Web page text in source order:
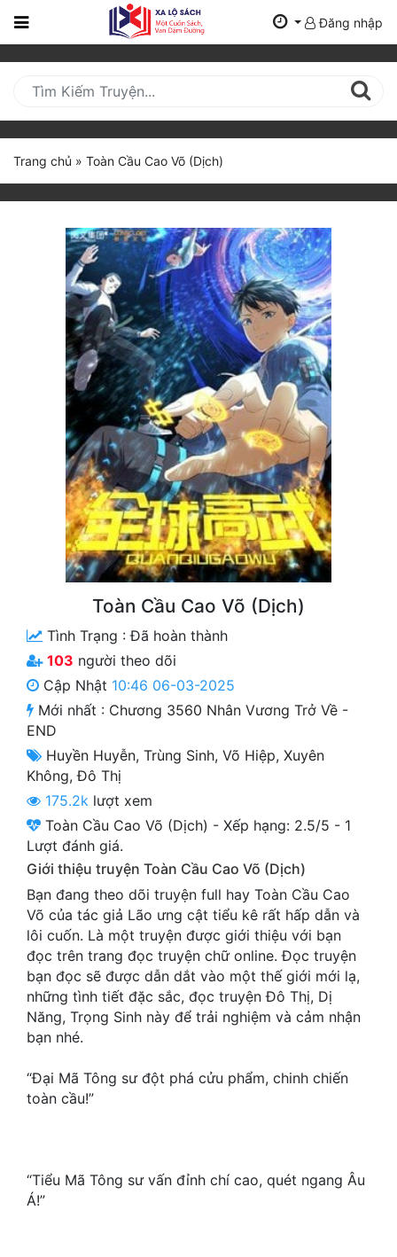
Trang
Mới
Cập
Nhật
(current)
Truyện Mới Ra
Hoàn Thành
Truyện Convert
Truyện Dịch
Truyện Nhập Môn
Xa Lộ Dịch
Cung Đấu
Cạnh Kỹ
Cổ Tiên Hiệp
Cổ Đại
Du Hí
Dã Sử
Dị Giới
Dị Năng
Gia Đấu
Góc Nhìn Nam
Huyền Huyễn
Hài Hước
Đăng nhập
Trang chủ » Toàn Cầu Cao Võ (Dịch)
Toàn Cầu Cao Võ (Dịch)
Tình Trạng :Đã hoàn thành
103 người theo dõi
Cập Nhật 10:46 06-03-2025
Mới nhất : Chương 3560 Nhân Vương Trở Về -
END
Huyền Huyễn, Trùng Sinh, Võ Hiệp, Xuyên
Không,Đô Thị
175.2k lượt xem
Toàn Cầu Cao Võ (Dịch) - Xếp hạng: 2.5/5 - 1
Lượt đánh giá.
Giới thiệu truyện Toàn Cầu Cao Võ (Dịch)
Bạn đang theo dõi truyện full hay Toàn Cầu Cao
Võ của tác giả Lão ưng cật tiểu kê rất hấp dẫn và
lôi cuốn. Là một truyện được giới thiệu với bạn
đọc trên trang đọc truyện chữ online. Đọc truyện
bạn đọc sẽ được dẫn dắt vào một thế giới mới lạ,
những tình tiết đặc sắc, đọc truyện Đô Thị, Dị
Năng, Trọng Sinh này để trải nghiệm và cảm nhận
bạn nhé.
“Đại Mã Tông sư đột phá cửu phẩm, chinh chiến
toàn cầu!”
“Tiểu Mã Tông sư vấn đỉnh chí cao, quét ngang Âu
Á!”